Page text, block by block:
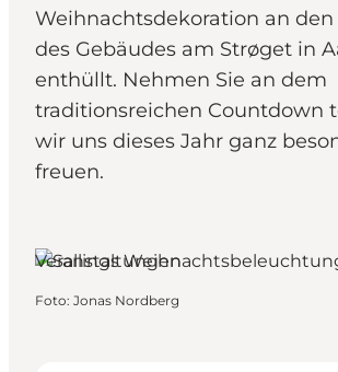
Weihnachtsdekoration an den
des Gebäudes am Strøget in
enthüllt. Nehmen Sie an dem
traditionsreichen Countdown
wir uns dieses Jahr ganz
freuen.
Veranstaltungen
Foto: Jonas Nordberg